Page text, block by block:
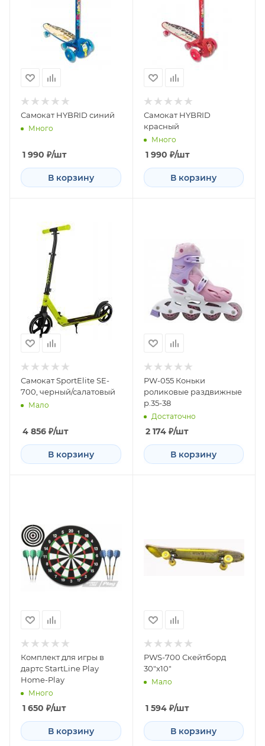
Самокат HYBRID синий
Много
1 990 ₽/шт
В корзину
Самокат HYBRID
красный
Много
1 990 ₽/шт
В корзину
Самокат SportElite SE-
700, черный/салатовый
Мало
4 856 ₽/шт
В корзину
PW-055 Коньки
роликовые раздвижные
р.35-38
Достаточно
2 174₽/шт
В корзину
Комплект для игры в
дартс StartLine Play
Home-Play
Много
1 650 ₽/шт
В корзину
PWS-700 Скейтборд
30"х10"
Мало
1 594₽/шт
В корзину